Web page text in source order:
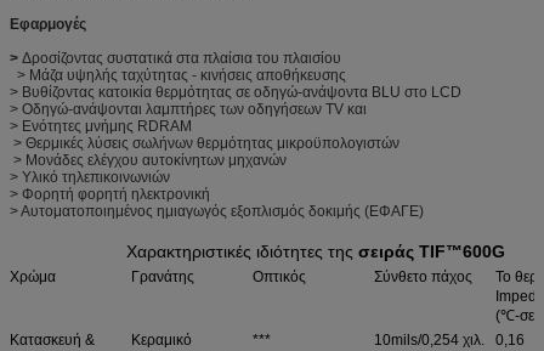
Εφαρμογές
> Δροσίζοντας συστατικά στα πλαίσια του πλαισίου
> Μάζα υψηλής ταχύτητας - κινήσεις αποθήκευσης
> Βυθίζοντας κατοικία θερμότητας σε οδηγώ-ανάψοντα BLU στο LCD
> Οδηγώ-ανάψονται λαμπτήρες των οδηγήσεων TV και
> Ενότητες μνήμης RDRAM
> Θερμικές λύσεις σωλήνων θερμότητας μικροϋπολογιστών
> Μονάδες ελέγχου αυτοκίνητων μηχανών
> Υλικό τηλεπικοινωνιών
> Φορητή φορητή ηλεκτρονική
> Αυτοματοποιημένος ημιαγωγός εξοπλισμός δοκιμής (ΕΦΑΓΕ)
Χαρακτηριστικές ιδιότητες της σειράς TIF™600G
Χρώμα Γρανάτης Οπτικός Σύνθετο πάχος
Το
(℃-σε
Κατασκευή &
Κεραμικό
*** 10mils/0,254 χιλ.
0,16